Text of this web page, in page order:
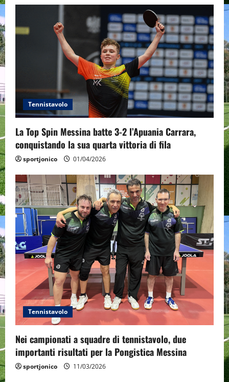
Tennistavolo
La Top Spin Messina batte 3-2 l’Apuania Carrara,
conquistando la sua quarta vittoria di fila
sportjonico 01/04/2026
Tennistavolo
Nei campionati a squadre di tennistavolo, due
importanti risultati per la Pongistica Messina
sportjonico 11/03/2026